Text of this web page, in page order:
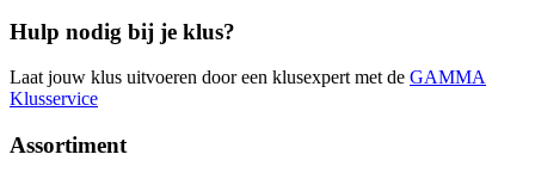
Hulp nodig bij je klus?
Laat jouw klus uitvoeren door een klusexpert met de GAMMA
Klusservice
Assortiment